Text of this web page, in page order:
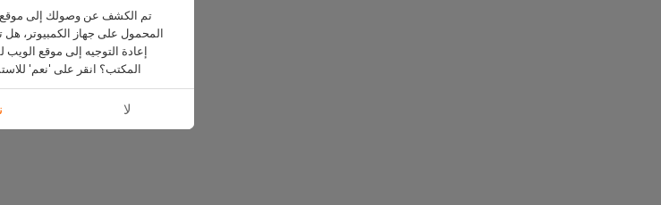
تم الكشف عن وصولك إلى
المحمول على جهاز الكمبيوتر،
إعادة التوجيه إلى موقع
المكتب؟ انقر على 'نعم'
لا